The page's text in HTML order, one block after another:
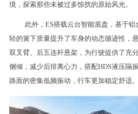
境，探索那些未被过多惊扰的原始风光。
此外，ES搭载云台智能底盘，基于铝
轻的簧下质量提升了车身的动态循迹性，
双叉臂、后五连杆悬架，为行驶提供了充
侧倾，减少后排离心力，搭配HDS液压隔
路面的密集低频振动，行车更加稳定舒适。